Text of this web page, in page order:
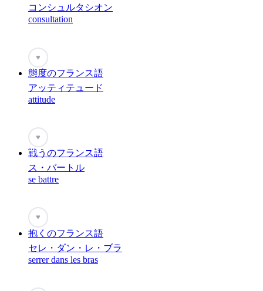
コンシュルタシオン
consultation
♥
態度のフランス語
アッティテュード
attitude
♥
戦うのフランス語
ス・バートル
se battre
♥
抱くのフランス語
セレ・ダン・レ・ブラ
serrer dans les bras